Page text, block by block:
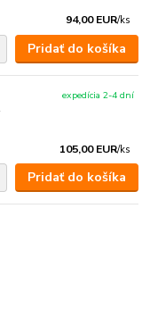
94,00 EUR/ks
Pridať do košíka
105,00 EUR/ks
expedícia 2-4 dní
Pridať do košíka